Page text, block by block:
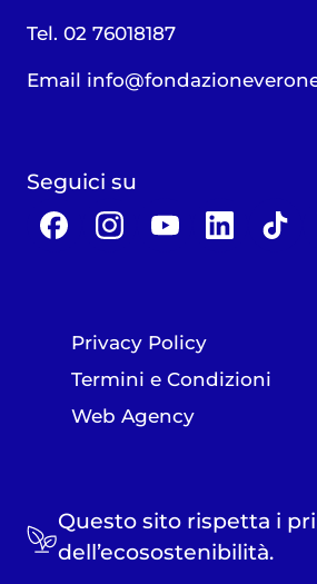
Tel. 02 76018187
Email
Seguici su
Privacy Policy
Termini e Condizioni
Web Agency
Questo sito rispetta i
dell’ecosostenibilità.